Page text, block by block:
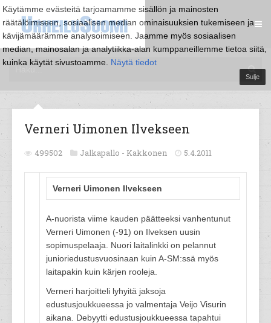
Käytämme evästeitä tarjoamamme sisällön ja mainosten
räätälöimiseen, sosiaalisen median ominaisuuksien tukemiseen ja
kävijämäärämme analysoimiseen. Jaamme myös sosiaalisen
median, mainosalan ja analytiikka-alan kumppaneillemme tietoa siitä,
kuinka käytät sivustoamme. Näytä tiedot
Sulje
Verneri Uimonen Ilvekseen
499502 Jalkapallo - Kakkonen 5.4.2011
Verneri Uimonen Ilvekseen
A-nuorista viime kauden päätteeksi vanhentunut
Verneri Uimonen (-91) on Ilveksen uusin
sopimuspelaaja. Nuori laitalinkki on pelannut
junioriedustusvuosinaan kuin A-SM:ssä myös
laitapakin kuin kärjen rooleja.
Verneri harjoitteli lyhyitä jaksoja
edustusjoukkueessa jo valmentaja Veijo Visurin
aikana. Debyytti edustusjoukkueessa tapahtui